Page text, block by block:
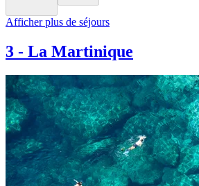
Afficher plus de séjours
3 - La Martinique